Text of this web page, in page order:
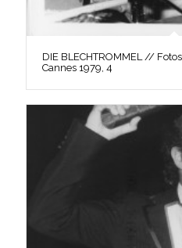
DIE BLECHTROMMEL //
Cannes 1979, 4